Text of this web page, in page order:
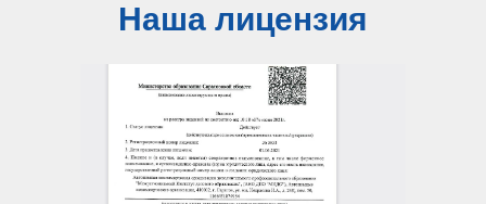
Наша лицензия